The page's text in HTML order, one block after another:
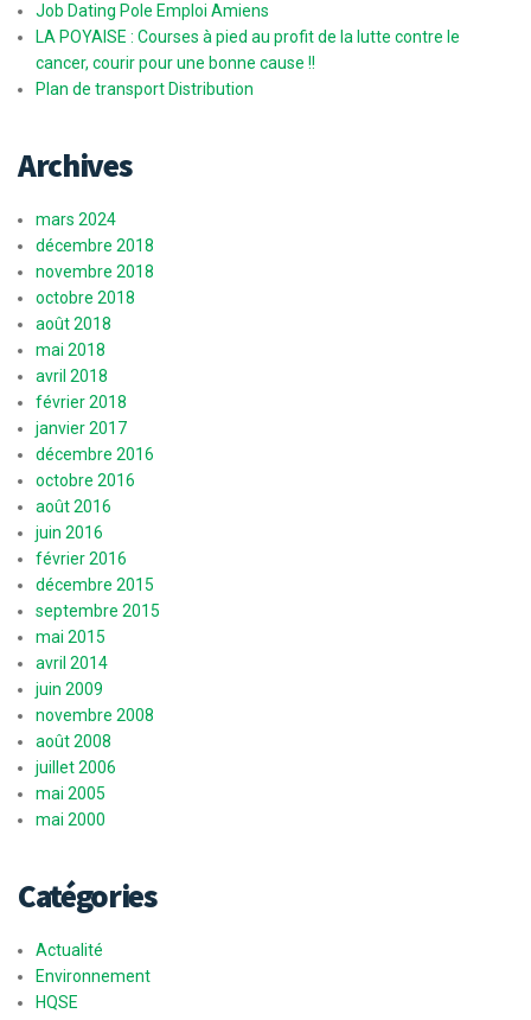
Job Dating Pole Emploi Amiens
LA POYAISE : Courses à pied au profit de la lutte contre le
cancer, courir pour une bonne cause !!
Plan de transport Distribution
Archives
mars 2024
décembre 2018
novembre 2018
octobre 2018
août 2018
mai 2018
avril 2018
février 2018
janvier 2017
décembre 2016
octobre 2016
août 2016
juin 2016
février 2016
décembre 2015
septembre 2015
mai 2015
avril 2014
juin 2009
novembre 2008
août 2008
juillet 2006
mai 2005
mai 2000
Catégories
Actualité
Environnement
HQSE